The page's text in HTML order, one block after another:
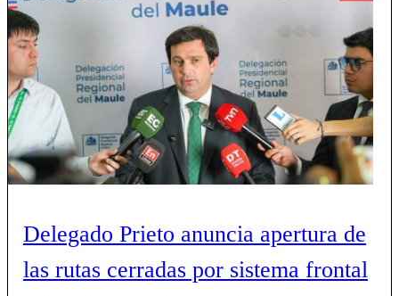
Delegado Prieto anuncia apertura de
las rutas cerradas por sistema frontal